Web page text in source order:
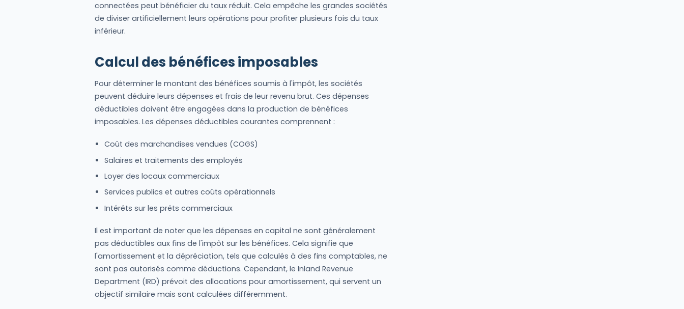
connectées peut bénéficier du taux réduit. Cela empêche les grandes sociétés
de diviser artificiellement leurs opérations pour profiter plusieurs fois du taux
inférieur.
Calcul des bénéfices imposables
Pour déterminer le montant des bénéfices soumis à l'impôt, les sociétés
peuvent déduire leurs dépenses et frais de leur revenu brut. Ces dépenses
déductibles doivent être engagées dans la production de bénéfices
imposables. Les dépenses déductibles courantes comprennent :
Coût des marchandises vendues (COGS)
Salaires et traitements des employés
Loyer des locaux commerciaux
Services publics et autres coûts opérationnels
Intérêts sur les prêts commerciaux
Il est important de noter que les dépenses en capital ne sont généralement
pas déductibles aux fins de l'impôt sur les bénéfices. Cela signifie que
l'amortissement et la dépréciation, tels que calculés à des fins comptables, ne
sont pas autorisés comme déductions. Cependant, le Inland Revenue
Department (IRD) prévoit des allocations pour amortissement, qui servent un
objectif similaire mais sont calculées différemment.